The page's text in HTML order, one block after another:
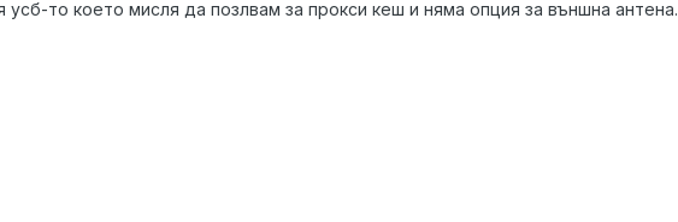
усб-то което мисля да позлвам за прокси кеш и няма опция за външна антена.